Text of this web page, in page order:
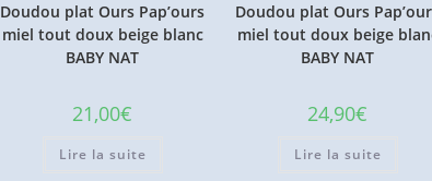
Doudou plat Ours Pap’ours
miel tout doux beige blanc
BABY NAT
21,00€
Lire la suite
Doudou plat Ours
miel tout doux beige
BABY NAT
24,90€
Lire la suite